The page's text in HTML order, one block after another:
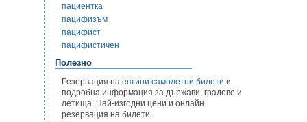
пациентка
пацифизъм
пацифист
пацифистичен
Полезно
Резервация на евтини самолетни билети и
подробна информация за държави, градове и
летища. Най-изгодни цени и онлайн
резервация на билети.